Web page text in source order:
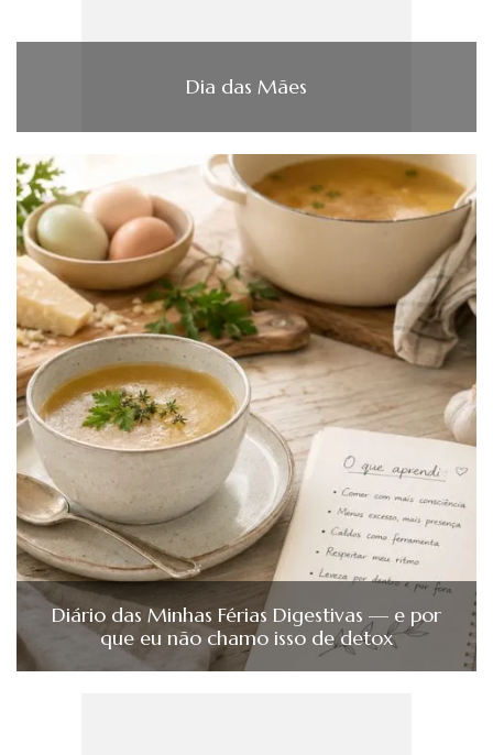
Dia das Mães
Diário das Minhas Férias Digestivas — e por
que eu não chamo isso de detox